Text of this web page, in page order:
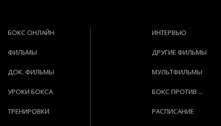
БОКС ОНЛАЙН
ФИЛЬМЫ
ДОК. ФИЛЬМЫ
УРОКИ БОКСА
ТРЕНИРОВКИ
ИНТЕРВЬЮ
ДРУГИЕ ФИЛЬМЫ
МУЛЬТФИЛЬМЫ
БОКС ПРОТИВ ...
РАСПИСАНИЕ